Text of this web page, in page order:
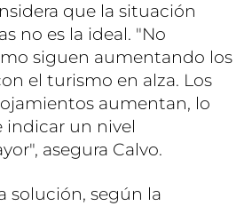
que la situación
no es la ideal. "No
siguen aumentando los
el turismo en alza. Los
aumentan, lo
indicar un nivel
asegura Calvo.
solución, según la